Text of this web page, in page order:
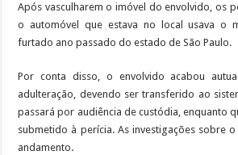
Após vasculharem o imóvel do envolvido, os
o automóvel que estava no local usava o
furtado ano passado do estado de São Paulo.
Por conta disso, o envolvido acabou
adulteração, devendo ser transferido ao
passará por audiência de custódia, enquanto
submetido à perícia. As investigações sobre
andamento.